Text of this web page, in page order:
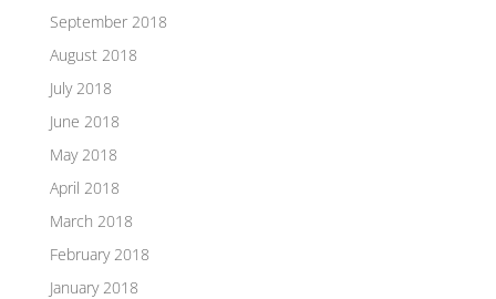
September 2018
August 2018
July 2018
June 2018
May 2018
April 2018
March 2018
February 2018
January 2018